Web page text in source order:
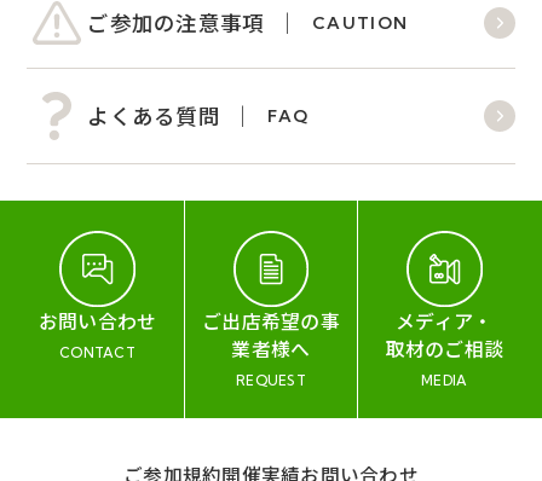
ご参加の注意事項 CAUTION
よくある質問 FAQ
お問い合わせ
CONTACT
ご出店希望の事
業者様へ
REQUEST
メディア・
取材のご相談
MEDIA
ご参加規約開催実績お問い合わせ